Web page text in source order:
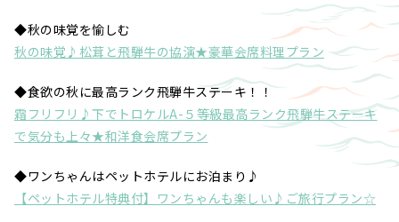
◆秋の味覚を愉しむ
秋の味覚♪松茸と飛騨牛の協演★豪華会席料理プラン
◆食欲の秋に最高ランク飛騨牛ステーキ！！
霜フリフリ♪下でトロケルA-５等級最高ランク飛騨牛ステーキ
で気分も上々★和洋食会席プラン
◆ワンちゃんはペットホテルにお泊まり♪
【ペットホテル特典付】ワンちゃんも楽しい♪ご旅行プラン☆